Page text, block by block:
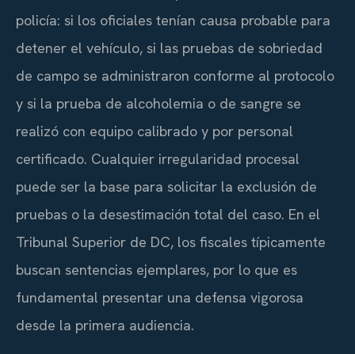
policía: si los oficiales tenían causa probable para
detener el vehículo, si las pruebas de sobriedad
de campo se administraron conforme al protocolo
y si la prueba de alcoholemia o de sangre se
realizó con equipo calibrado y por personal
certificado. Cualquier irregularidad procesal
puede ser la base para solicitar la exclusión de
pruebas o la desestimación total del caso. En el
Tribunal Superior de DC, los fiscales típicamente
buscan sentencias ejemplares, por lo que es
fundamental presentar una defensa vigorosa
desde la primera audiencia.